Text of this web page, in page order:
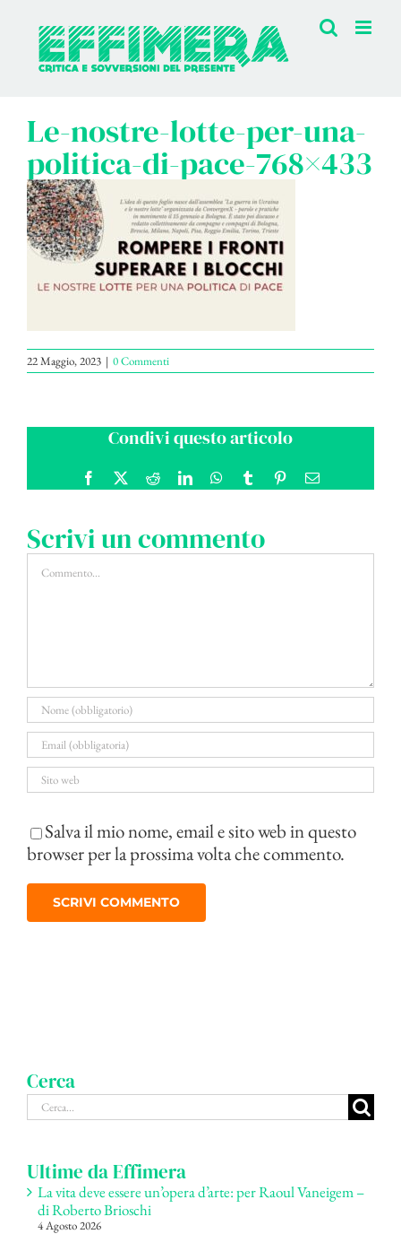
contenuto
Le-nostre-lotte-per-una-
politica-di-pace-768×433
22 Maggio, 2023 | 0 Commenti
Condivi questo articolo
Facebook RedditLinkedInWhatsApp
Tumblr PinterestEmail
Scrivi un commento
Commento
Salva il mio nome, email e sito web in questo
browser per la prossima volta che commento.
Cerca
Cerca
per:
Ultime da Effimera
La vita deve essere un’opera d’arte: per Raoul Vaneigem –
di Roberto Brioschi
4 Agosto 2026